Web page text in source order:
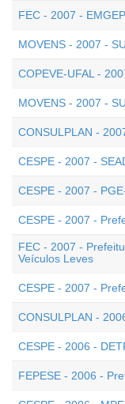
FEC - 2007 -
MOVENS - 2007 -
COPEVE-UFAL -
MOVENS - 2007 -
CONSULPLAN -
CESPE - 2007 -
CESPE - 2007 -
CESPE - 2007 -
FEC - 2007 -
Veículos Leves
CESPE - 2007 -
CONSULPLAN -
CESPE - 2006 -
FEPESE - 2006 -